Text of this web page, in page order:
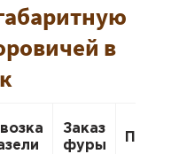
в
Заказ
фуры